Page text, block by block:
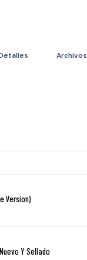
Archivos
Version)
Y Sellado